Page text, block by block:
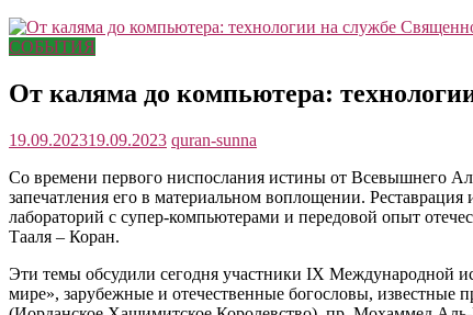
СОБЫТИЯ
От каляма до компьютера:
19.09.202319.09.2023 quran-sunna
Со времени первого ниспослания истины от Всевышнего
запечатления его в материальном воплощении.
лабораторий с супер-компьютерами и передовой опыт
Тааля – Коран.
Эти темы обсудили сегодня участники IX Международной
мире», зарубежные и отечественные богословы,